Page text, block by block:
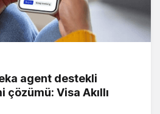
agent destekli
çözümü: Visa Akıllı